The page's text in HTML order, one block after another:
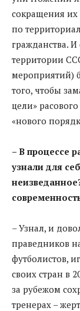
сокращения их
по
гражданства.
территории
мероприятий)
того, чтобы
цели»
«нового
– В процессе
узнали для
– Узнал, и
праведников
футболистов,
своих стран в
за рубежом
тренерах –